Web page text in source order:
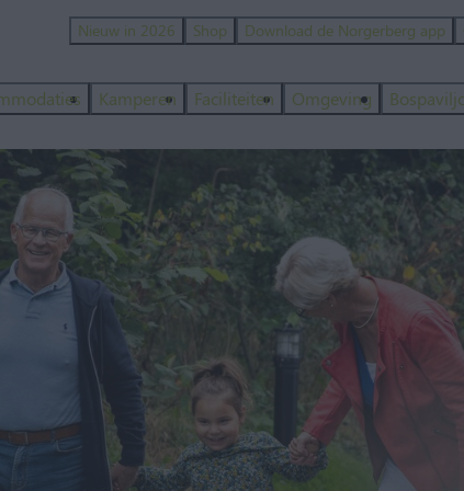
Nieuw in 2026 Shop Download de Norgerberg app
Kamperen Faciliteiten Omgeving